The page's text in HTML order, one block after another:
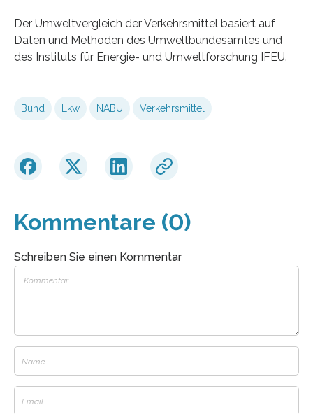
Der Umweltvergleich der Verkehrsmittel basiert auf
Daten und Methoden des Umweltbundesamtes und
des Instituts für Energie- und Umweltforschung IFEU.
Bund Lkw NABU Verkehrsmittel
Kommentare (0)
Schreiben Sie einen Kommentar